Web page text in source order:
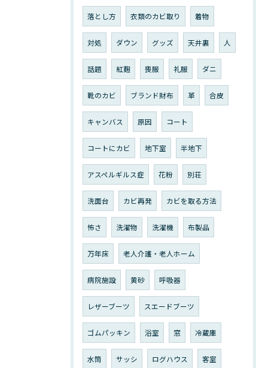
落とし方 衣類のカビ取り 着物
対処 ダウン グッズ 天井裏 人
話題 紅麴 喪服 礼服 ダニ
靴のカビ ブランド財布 革 合皮
キャンバス 原因 コート
コートにカビ 地下室 半地下
アスペルギルス症 花粉 別荘
洗面台 カビ再発 カビを取る方法
怖さ 洗濯物 洗濯機 布製品
万年床 老人介護・老人ホーム
病院施設 黄砂 呼吸器
レザーブーツ スエードブーツ
ゴムパッキン 浴室 窓 冷蔵庫
水筒 サッシ ログハウス 客室